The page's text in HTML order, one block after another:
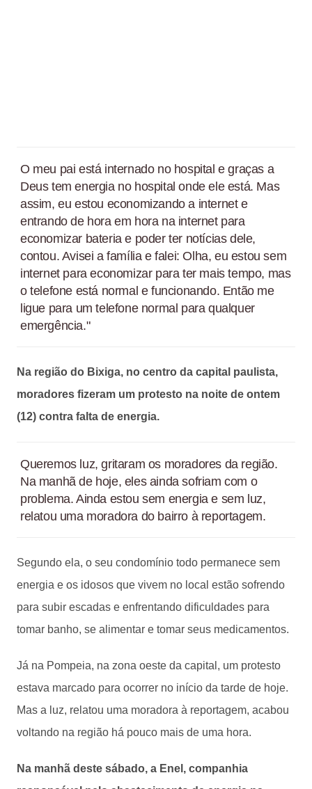
O meu pai está internado no hospital e graças a
Deus tem energia no hospital onde ele está. Mas
assim, eu estou economizando a internet e
entrando de hora em hora na internet para
economizar bateria e poder ter notícias dele,
contou. Avisei a família e falei: Olha, eu estou sem
internet para economizar para ter mais tempo, mas
o telefone está normal e funcionando. Então me
ligue para um telefone normal para qualquer
emergência."
Na região do Bixiga, no centro da capital paulista,
moradores fizeram um protesto na noite de ontem
(12) contra falta de energia.
Queremos luz, gritaram os moradores da região.
Na manhã de hoje, eles ainda sofriam com o
problema. Ainda estou sem energia e sem luz,
relatou uma moradora do bairro à reportagem.
Segundo ela, o seu condomínio todo permanece sem
energia e os idosos que vivem no local estão sofrendo
para subir escadas e enfrentando dificuldades para
tomar banho, se alimentar e tomar seus medicamentos.
Já na Pompeia, na zona oeste da capital, um protesto
estava marcado para ocorrer no início da tarde de hoje.
Mas a luz, relatou uma moradora à reportagem, acabou
voltando na região há pouco mais de uma hora.
Na manhã deste sábado, a Enel, companhia